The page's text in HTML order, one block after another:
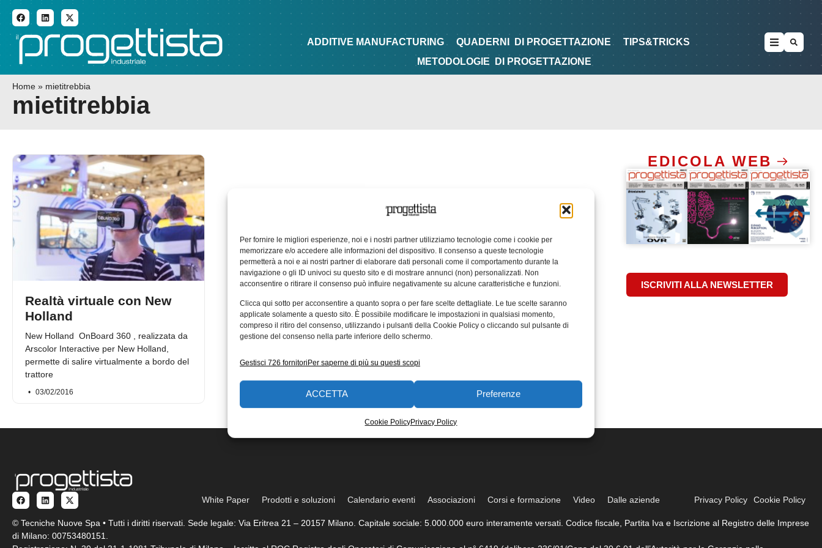
Per fornire le migliori esperienze, noi e i nostri partner utilizziamo tecnologie come i cookie per
memorizzare e/o accedere alle informazioni del dispositivo. Il consenso a queste tecnologie
permetterà a noi e ai nostri partner di elaborare dati personali come il comportamento durante la
navigazione o gli ID univoci su questo sito e di mostrare annunci (non) personalizzati. Non
acconsentire o ritirare il consenso può influire negativamente su alcune caratteristiche e funzioni.
Clicca qui sotto per acconsentire a quanto sopra o per fare scelte dettagliate. Le tue scelte saranno
applicate solamente a questo sito. È possibile modificare le impostazioni in qualsiasi momento,
compreso il ritiro del consenso, utilizzando i pulsanti della Cookie Policy o cliccando sul pulsante di
gestione del consenso nella parte inferiore dello schermo.
Gestisci 726 fornitoriPer saperne di più su questi scopi
ACCETTA Preferenze
Cookie PolicyPrivacy Policy
ADDITIVE MANUFACTURING QUADERNI DI PROGETTAZIONE TIPS&TRICKS METODOLOGIE DI PROGETTAZIONE
ADDITIVE MANUFACTURING QUADERNI DI PROGETTAZIONE
TIPS&TRICKS
METODOLOGIE
DI PROGETTAZIONE
Home » mietitrebbia
mietitrebbia
Realtà virtuale con New
Holland
New Holland OnBoard 360 , realizzata da
Arscolor Interactive per New Holland,
permette di salire virtualmente a bordo del
trattore
03/02/2016
EDICOLA WEB
ISCRIVITI ALLA NEWSLETTER
White Paper Prodotti e soluzioni Calendario eventi Associazioni Corsi e formazione Video Dalle aziende Privacy Policy Cookie Policy
© Tecniche Nuove Spa • Tutti i diritti riservati. Sede legale: Via Eritrea 21 – 20157 Milano. Capitale sociale: 5.000.000 euro interamente versati. Codice fiscale, Partita Iva e Iscrizione al Registro delle Imprese
di Milano: 00753480151.